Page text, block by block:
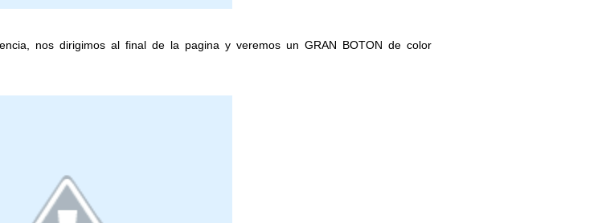
nos dirigimos al final de la pagina y veremos un GRAN BOTON de color